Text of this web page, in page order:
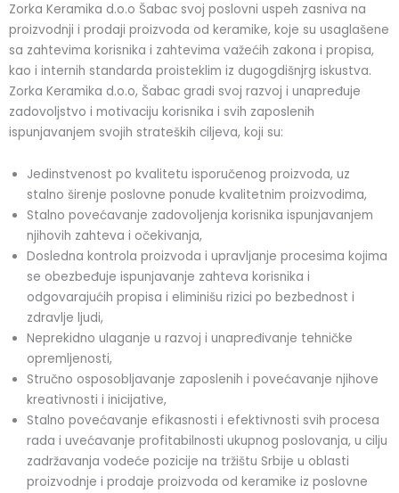
Zorka Keramika d.o.o Šabac svoj poslovni uspeh zasniva na
proizvodnji i prodaji proizvoda od keramike, koje su usaglašene
sa zahtevima korisnika i zahtevima važećih zakona i propisa,
kao i internih standarda proisteklim iz dugogdišnjrg iskustva.
Zorka Keramika d.o.o, Šabac gradi svoj razvoj i unapređuje
zadovoljstvo i motivaciju korisnika i svih zaposlenih
ispunjavanjem svojih strateških ciljeva, koji su:
Jedinstvenost po kvalitetu isporučenog proizvoda, uz
stalno širenje poslovne ponude kvalitetnim proizvodima,
Stalno povećavanje zadovoljenja korisnika ispunjavanjem
njihovih zahteva i očekivanja,
Dosledna kontrola proizvoda i upravljanje procesima kojima
se obezbeđuje ispunjavanje zahteva korisnika i
odgovarajućih propisa i eliminišu rizici po bezbednost i
zdravlje ljudi,
Neprekidno ulaganje u razvoj i unapređivanje tehničke
opremljenosti,
Stručno osposobljavanje zaposlenih i povećavanje njihove
kreativnosti i inicijative,
Stalno povećavanje efikasnosti i efektivnosti svih procesa
rada i uvećavanje profitabilnosti ukupnog poslovanja, u cilju
zadržavanja vodeće pozicije na tržištu Srbije u oblasti
proizvodnje i prodaje proizvoda od keramike iz poslovne